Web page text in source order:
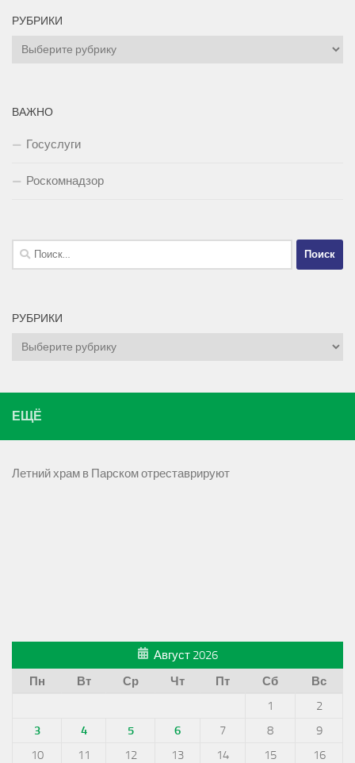
РУБРИКИ
Рубрики
ВАЖНО
Госуслуги
Роскомнадзор
Найти:
РУБРИКИ
Рубрики
ЕЩЁ
Летний храм в Парском отреставрируют
Август 2026
Пн
Вт Ср Чт Пт Сб
Вс
1
2
3
4 5 6 7 8
9
10
11 12 13 14 15
16